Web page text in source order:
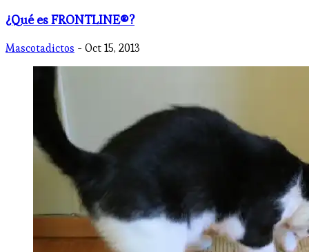
¿Qué es FRONTLINE®?
Mascotadictos - Oct 15, 2013